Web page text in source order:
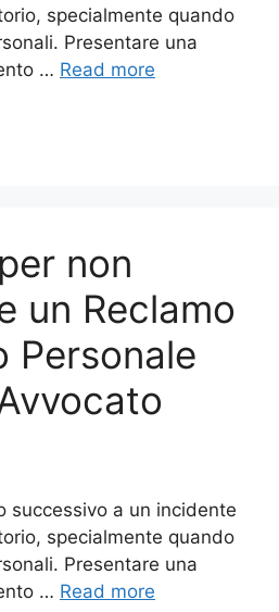
specialmente quando
Presentare una
… Read more
non
un Reclamo
Personale
successivo a un incidente
specialmente quando
Presentare una
… Read more